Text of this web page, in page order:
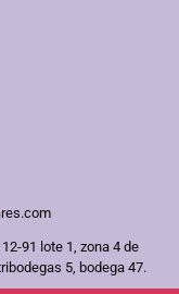
91 lote 1, zona 4 de
5, bodega 47.